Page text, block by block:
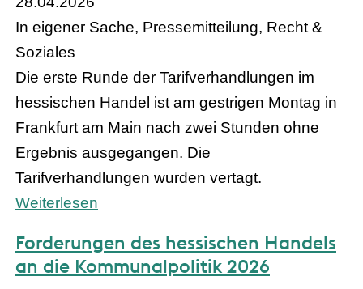
In eigener Sache, Pressemitteilung, Recht &
Soziales
Die erste Runde der Tarifverhandlungen im
hessischen Handel ist am gestrigen Montag in
Frankfurt am Main nach zwei Stunden ohne
Ergebnis ausgegangen. Die
Tarifverhandlungen wurden vertagt.
Weiterlesen
Forderungen des hessischen Handels
an die Kommunalpolitik 2026